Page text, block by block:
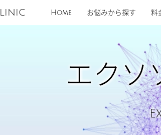
Home お悩みから探す 料
エクソ